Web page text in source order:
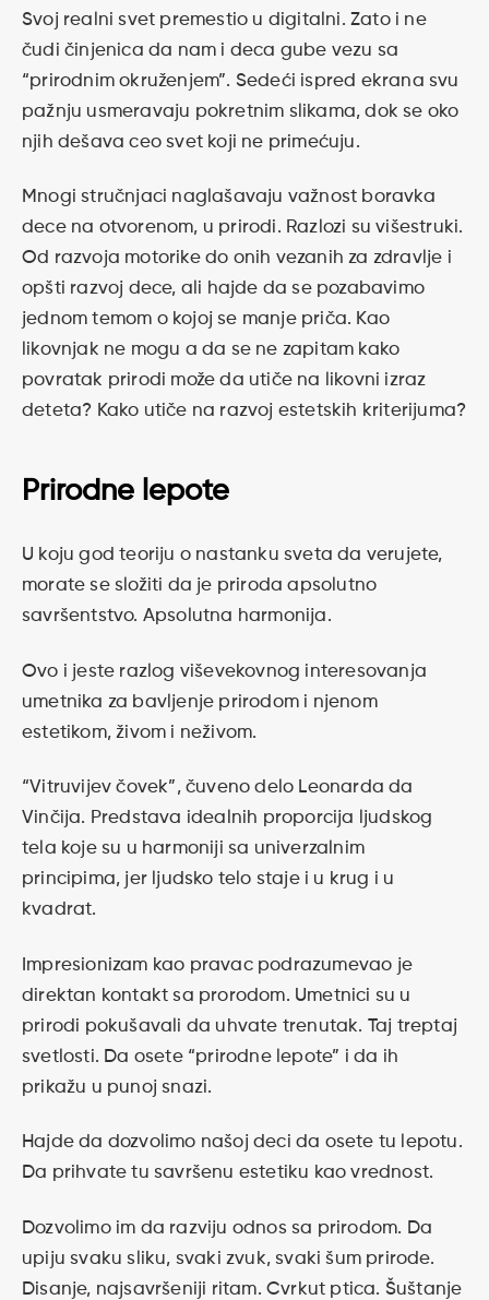
Svoj realni svet premestio u digitalni. Zato i ne
čudi činjenica da nam i deca gube vezu sa
“prirodnim okruženjem”. Sedeći ispred ekrana svu
pažnju usmeravaju pokretnim slikama, dok se oko
njih dešava ceo svet koji ne primećuju.
Mnogi stručnjaci naglašavaju važnost boravka
dece na otvorenom, u prirodi. Razlozi su višestruki.
Od razvoja motorike do onih vezanih za zdravlje i
opšti razvoj dece, ali hajde da se pozabavimo
jednom temom o kojoj se manje priča. Kao
likovnjak ne mogu a da se ne zapitam kako
povratak prirodi može da utiče na likovni izraz
deteta? Kako utiče na razvoj estetskih kriterijuma?
Prirodne lepote
U koju god teoriju o nastanku sveta da verujete,
morate se složiti da je priroda apsolutno
savršentstvo. Apsolutna harmonija.
Ovo i jeste razlog viševekovnog interesovanja
umetnika za bavljenje prirodom i njenom
estetikom, živom i neživom.
“Vitruvijev čovek”, čuveno delo Leonarda da
Vinčija. Predstava idealnih proporcija ljudskog
tela koje su u harmoniji sa univerzalnim
principima, jer ljudsko telo staje i u krug i u
kvadrat.
Impresionizam kao pravac podrazumevao je
direktan kontakt sa prorodom. Umetnici su u
prirodi pokušavali da uhvate trenutak. Taj treptaj
svetlosti. Da osete “prirodne lepote” i da ih
prikažu u punoj snazi.
Hajde da dozvolimo našoj deci da osete tu lepotu.
Da prihvate tu savršenu estetiku kao vrednost.
Dozvolimo im da razviju odnos sa prirodom. Da
upiju svaku sliku, svaki zvuk, svaki šum prirode.
Disanje, najsavršeniji ritam. Cvrkut ptica. Šuštanje